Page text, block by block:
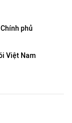
phủ
Việt Nam